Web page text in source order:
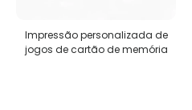
Impressão personalizada de
jogos de cartão de memória